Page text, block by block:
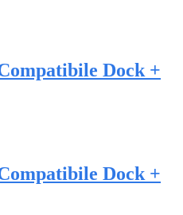
Dock +
Dock +